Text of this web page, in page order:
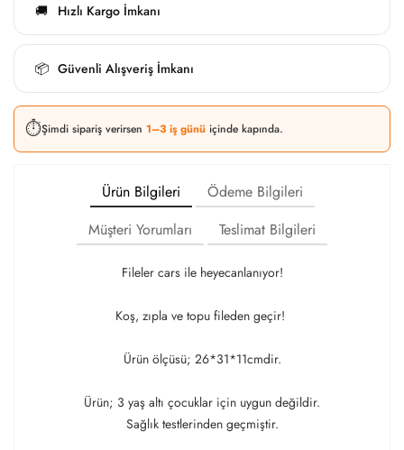
🚚 Hızlı Kargo İmkanı
📦 Güvenli Alışveriş İmkanı
⏱️Şimdi sipariş verirsen 1–3 iş günü içinde kapında.
Ürün Bilgileri
Ödeme Bilgileri
Müşteri Yorumları
Teslimat Bilgileri
Fileler cars ile heyecanlanıyor!
Koş, zıpla ve topu fileden geçir!
Ürün ölçüsü; 26*31*11cmdir.
Ürün; 3 yaş altı çocuklar için uygun değildir.
Sağlık testlerinden geçmiştir.